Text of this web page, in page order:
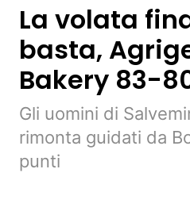
La volata
basta,
Bakery 83-
Gli uomini di
rimonta guidati da
punti